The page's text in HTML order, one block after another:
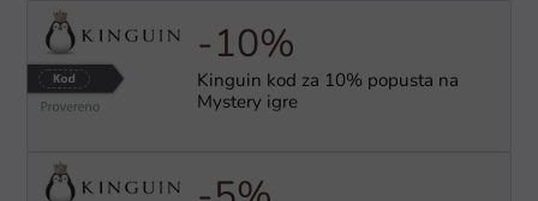
-10%
Kinguin kod za 10% popusta na
Mystery igre